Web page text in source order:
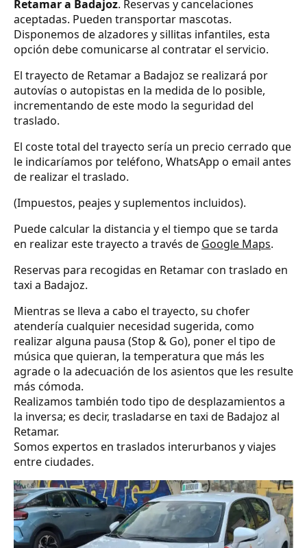
Retamar a Badajoz. Reservas y cancelaciones
aceptadas. Pueden transportar mascotas.
Disponemos de alzadores y sillitas infantiles, esta
opción debe comunicarse al contratar el servicio.
El trayecto de Retamar a Badajoz se realizará por
autovías o autopistas en la medida de lo posible,
incrementando de este modo la seguridad del
traslado.
El coste total del trayecto sería un precio cerrado que
le indicaríamos por teléfono, WhatsApp o email antes
de realizar el traslado.
(Impuestos, peajes y suplementos incluidos).
Puede calcular la distancia y el tiempo que se tarda
en realizar este trayecto a través de Google Maps.
Reservas para recogidas en Retamar con traslado en
taxi a Badajoz.
Mientras se lleva a cabo el trayecto, su chofer
atendería cualquier necesidad sugerida, como
realizar alguna pausa (Stop & Go), poner el tipo de
música que quieran, la temperatura que más les
agrade o la adecuación de los asientos que les resulte
más cómoda.
Realizamos también todo tipo de desplazamientos a
la inversa; es decir, trasladarse en taxi de Badajoz al
Retamar.
Somos expertos en traslados interurbanos y viajes
entre ciudades.